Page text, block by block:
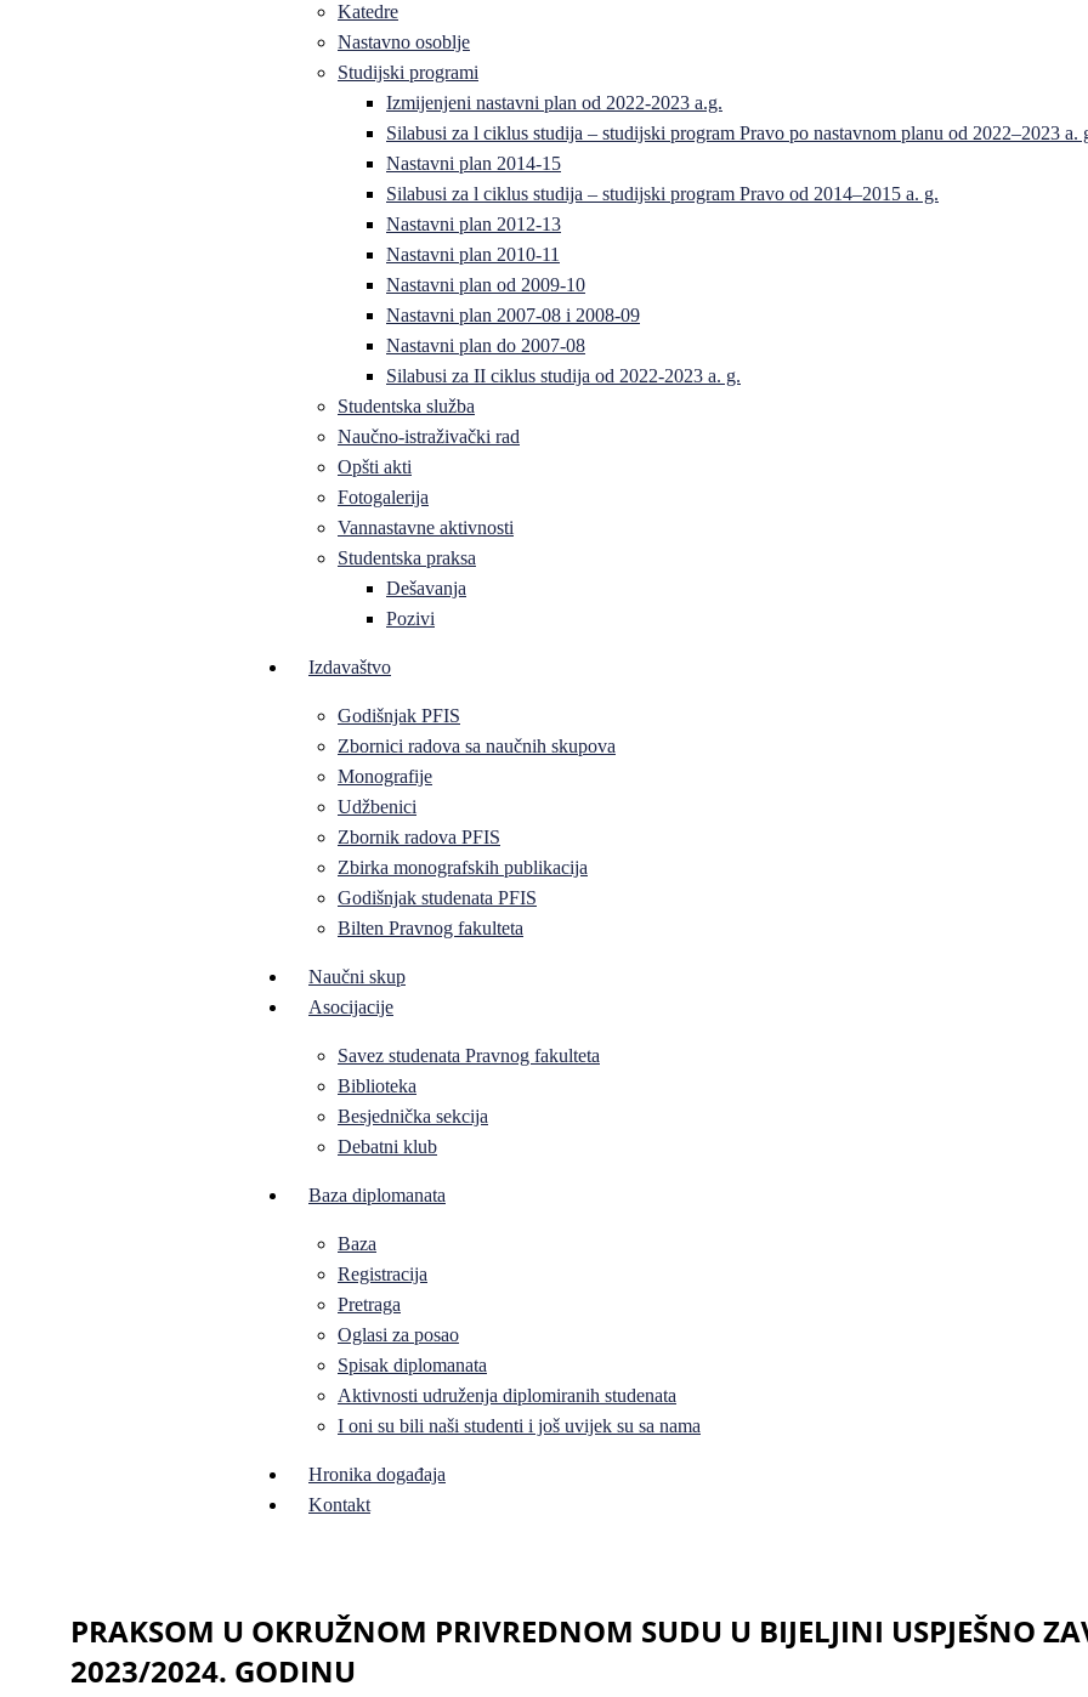
Katedre
Nastavno osoblje
Studijski programi
Izmijenjeni nastavni plan od 2022-2023 a.g.
Silabusi za l ciklus studija – studijski program Pravo po nastavnom planu od 2022–2023 a.
Nastavni plan 2014-15
Silabusi za l ciklus studija – studijski program Pravo od 2014–2015 a. g.
Nastavni plan 2012-13
Nastavni plan 2010-11
Nastavni plan od 2009-10
Nastavni plan 2007-08 i 2008-09
Nastavni plan do 2007-08
Silabusi za II ciklus studija od 2022-2023 a. g.
Studentska služba
Naučno-istraživački rad
Opšti akti
Fotogalerija
Vannastavne aktivnosti
Studentska praksa
Dešavanja
Pozivi
Izdavaštvo
Godišnjak PFIS
Zbornici radova sa naučnih skupova
Monografije
Udžbenici
Zbornik radova PFIS
Zbirka monografskih publikacija
Godišnjak studenata PFIS
Bilten Pravnog fakulteta
Naučni skup
Asocijacije
Savez studenata Pravnog fakulteta
Biblioteka
Besjednička sekcija
Debatni klub
Baza diplomanata
Baza
Registracija
Pretraga
Oglasi za posao
Spisak diplomanata
Aktivnosti udruženja diplomiranih studenata
I oni su bili naši studenti i još uvijek su sa nama
Hronika događaja
Kontakt
PRAKSOM U OKRUŽNOM PRIVREDNOM SUDU U BIJELJINI USPJEŠNO
2023/2024. GODINU